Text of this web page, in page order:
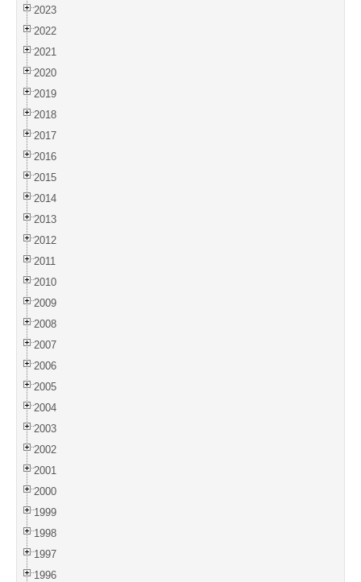
2023
2022
2021
2020
2019
2018
2017
2016
2015
2014
2013
2012
2011
2010
2009
2008
2007
2006
2005
2004
2003
2002
2001
2000
1999
1998
1997
1996